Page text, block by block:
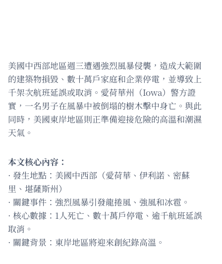
美國中西部地區週三遭遇強烈風暴侵襲，造成大範圍
的建築物損毀、數十萬戶家庭和企業停電，並導致上
千架次航班延誤或取消。愛荷華州（Iowa）警方證
實，一名男子在風暴中被倒塌的樹木擊中身亡。與此
同時，美國東岸地區則正準備迎接危險的高溫和潮濕
天氣。
本文核心內容：
· 發生地點：美國中西部（愛荷華、伊利諾、密蘇
里、堪薩斯州）
· 關鍵事件：強烈風暴引發龍捲風、強風和冰雹。
· 核心數據：1人死亡、數十萬戶停電、逾千航班延誤
取消。
· 關鍵背景：東岸地區將迎來創紀錄高溫。